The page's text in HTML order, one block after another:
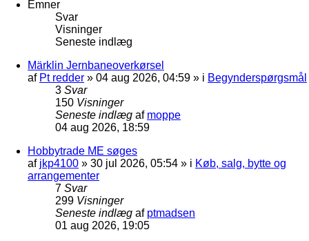
Emner
Svar
Visninger
Seneste indlæg
Märklin Jernbaneoverkørsel
af Pt redder » 04 aug 2026, 04:59 » i Begynderspørgsmål
3 Svar
150 Visninger
Seneste indlæg af moppe
04 aug 2026, 18:59
Hobbytrade ME søges
af jkp4100 » 30 jul 2026, 05:54 » i Køb, salg, bytte og
arrangementer
7 Svar
299 Visninger
Seneste indlæg af ptmadsen
01 aug 2026, 19:05